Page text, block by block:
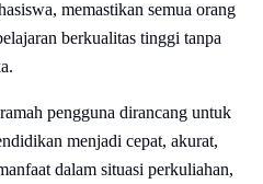
memastikan semua orang
berkualitas tinggi tanpa
pengguna dirancang untuk
menjadi cepat, akurat,
dalam situasi perkuliahan,